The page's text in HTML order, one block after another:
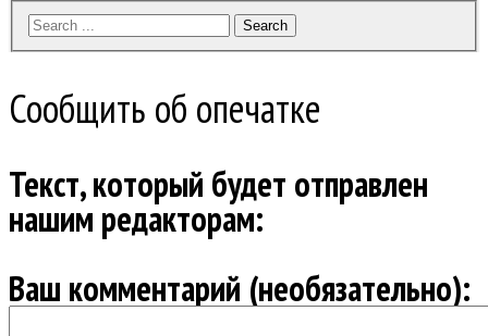
Search
Сообщить об опечатке
Текст, который будет отправлен
нашим редакторам:
Ваш комментарий (необязательно):